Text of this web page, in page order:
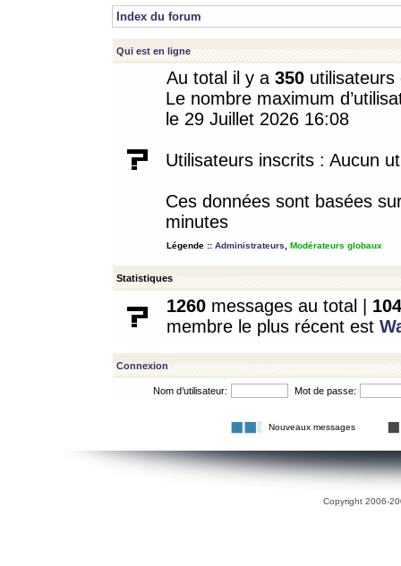
Index du forum
Qui est en ligne
Au total il y a 350
Le nombre maximum
le 29 Juillet 2026 16:08
Utilisateurs inscrits : Aucun
Ces données sont basées
minutes
Légende :: Administrateurs Modérateurs globaux
Statistiques
1260 messages au total | 104
membre le plus récent est
Connexion
Nom d’utilisateur: Mot de passe:
Nouveaux messages
Copyright 2006-